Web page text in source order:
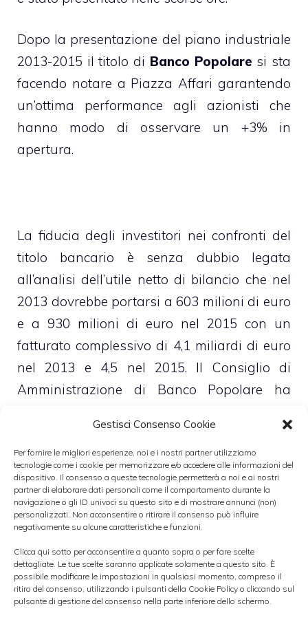
Gestisci Consenso Cookie
Per fornire le migliori esperienze, noi e i nostri partner utilizziamo
tecnologie come i cookie per memorizzare e/o accedere alle informazioni del
dispositivo. Il consenso a queste tecnologie permetterà a noi e ai nostri
partner di elaborare dati personali come il comportamento durante la
navigazione o gli ID univoci su questo sito e di mostrare annunci (non)
personalizzati. Non acconsentire o ritirare il consenso può influire
negativamente su alcune caratteristiche e funzioni.
Clicca qui sotto per acconsentire a quanto sopra o per fare scelte
dettagliate. Le tue scelte saranno applicate solamente a questo sito. È
possibile modificare le impostazioni in qualsiasi momento, compreso il
ritiro del consenso, utilizzando i pulsanti della Cookie Policy o cliccando sul
pulsante di gestione del consenso nella parte inferiore dello schermo.
Dopo la presentazione del piano industriale
2013-2015 il titolo di Banco Popolare si sta
facendo notare a Piazza Affari garantendo
un’ottima performance agli azionisti che
hanno modo di osservare un +3% in
apertura.
La fiducia degli investitori nei confronti del
titolo bancario è senza dubbio legata
all’analisi dell’utile netto di bilancio che nel
2013 dovrebbe portarsi a 603 milioni di euro
e a 930 milioni di euro nel 2015 con un
fatturato complessivo di 4,1 miliardi di euro
nel 2013 e 4,5 nel 2015. Il Consiglio di
Amministrazione di Banco Popolare ha
sicuramente piacere ai propri investitori, la
banca infatti ha deciso di distribuire il 40%
dell’utile netto di bilancio sottoforma di
dividendi, non solo, ma nel piano industriale
è stata espressa la volontà di portare il
un’operazione utile per rientrare nelle norme
stabilite da Basilea III.